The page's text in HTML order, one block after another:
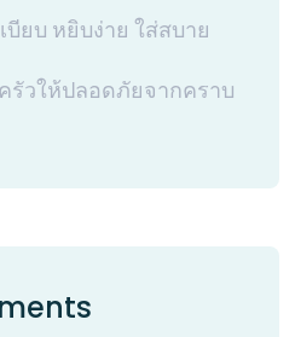
บียบ หยิบง่าย ใส่สบาย
รัวให้ปลอดภัยจากคราบ